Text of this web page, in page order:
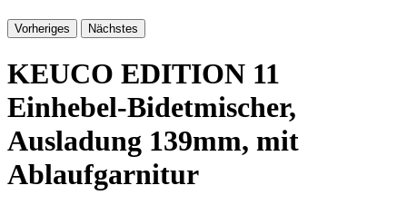
Vorheriges Nächstes
KEUCO EDITION 11
Einhebel-Bidetmischer,
Ausladung 139mm, mit
Ablaufgarnitur